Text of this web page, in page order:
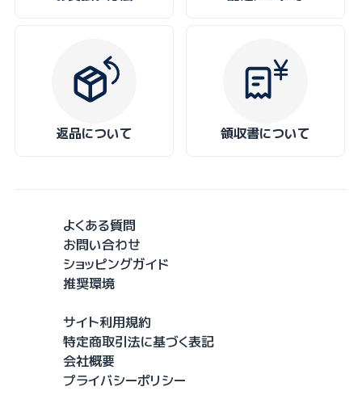
返品について 領収書について
よくある質問
お問い合わせ
ショッピングガイド
推奨環境
サイト利用規約
特定商取引法に基づく表記
会社概要
プライバシーポリシー